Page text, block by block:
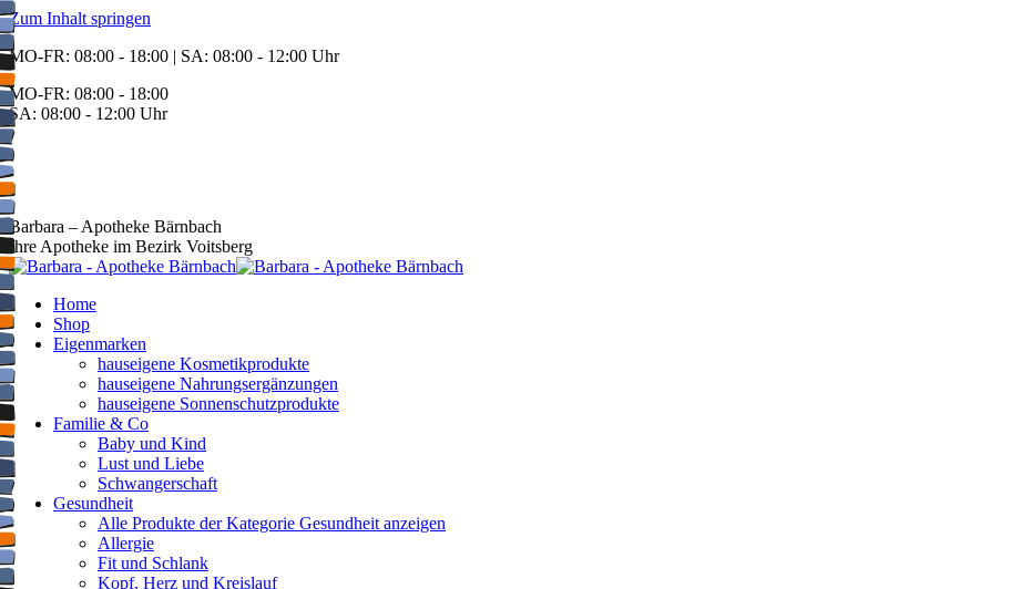
Zum Inhalt springen
MO-FR: 08:00 - 18:00 | SA: 08:00 - 12:00 Uhr
MO-FR: 08:00 - 18:00
SA: 08:00 - 12:00 Uhr
BEREITSCHAFT
+43 3142 62553
Barbara – Apotheke Bärnbach
Ihre Apotheke im Bezirk Voitsberg
Home
Shop
Eigenmarken
hauseigene Kosmetikprodukte
hauseigene Nahrungsergänzungen
hauseigene Sonnenschutzprodukte
Familie & Co
Baby und Kind
Lust und Liebe
Schwangerschaft
Gesundheit
Alle Produkte der Kategorie Gesundheit anzeigen
Allergie
Fit und Schlank
Kopf, Herz und Kreislauf